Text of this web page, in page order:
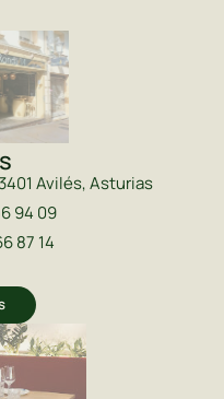
Avilés, Asturias
94 09
87 14